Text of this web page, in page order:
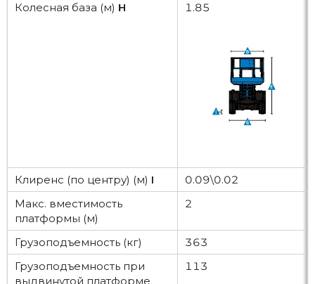
Колесная база (м) H 1.85
Клиренс (по центру) (м) I
0.09\0.02
Макс. вместимость
платформы (м)
2
Грузоподъемность (кг)
363
Грузоподъемность при
выдвинутой платформе
113